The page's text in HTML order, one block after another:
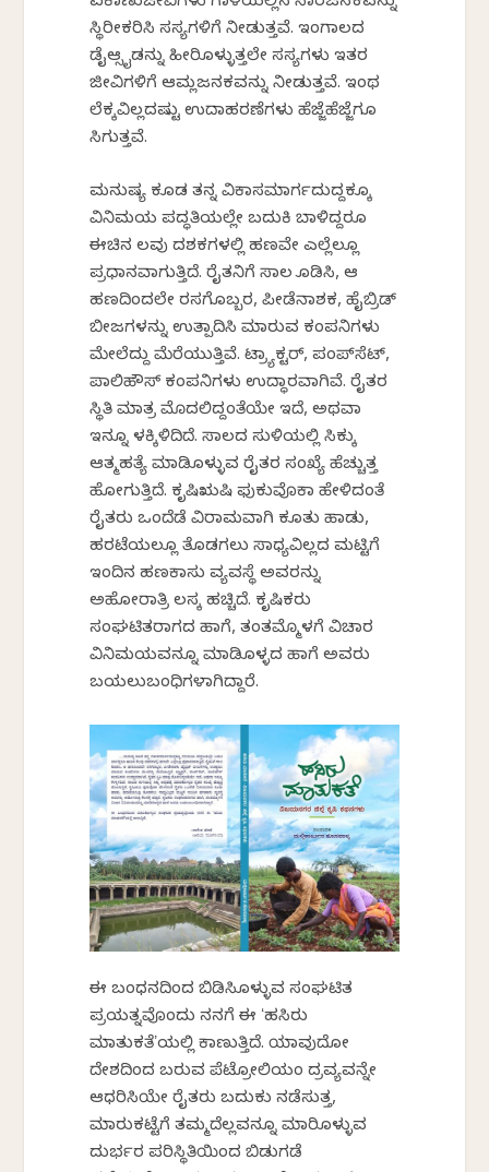
ಸ್ಥಿರೀಕರಿಸಿ ಸಸ್ಯಗಳಿಗೆ ನೀಡುತ್ತವೆ. ಇಂಗಾಲದ
ಡೈಆಕ್ಸೈಡನ್ನು ಹೀರಿಕೊಳ್ಳುತ್ತಲೇ ಸಸ್ಯಗಳು ಇತರ
ಜೀವಿಗಳಿಗೆ ಆಮ್ಲಜನಕವನ್ನು ನೀಡುತ್ತವೆ. ಇಂಥ
ಲೆಕ್ಕವಿಲ್ಲದಷ್ಟು ಉದಾಹರಣೆಗಳು ಹೆಜ್ಜೆಹೆಜ್ಜೆಗೂ
ಸಿಗುತ್ತವೆ.
ಮನುಷ್ಯ ಕೂಡ ತನ್ನ ವಿಕಾಸಮಾರ್ಗದುದ್ದಕ್ಕೂ
ವಿನಿಮಯ ಪದ್ಧತಿಯಲ್ಲೇ ಬದುಕಿ ಬಾಳಿದ್ದರೂ
ಈಚಿನ ಕೆಲವು ದಶಕಗಳಲ್ಲಿ ಹಣವೇ ಎಲ್ಲೆಲ್ಲೂ
ಪ್ರಧಾನವಾಗುತ್ತಿದೆ. ರೈತನಿಗೆ ಸಾಲ ಕೊಡಿಸಿ, ಆ
ಹಣದಿಂದಲೇ ರಸಗೊಬ್ಬರ, ಪೀಡೆನಾಶಕ, ಹೈಬ್ರಿಡ್‌
ಬೀಜಗಳನ್ನು ಉತ್ಪಾದಿಸಿ ಮಾರುವ ಕಂಪನಿಗಳು
ಮೇಲೆದ್ದು ಮೆರೆಯುತ್ತಿವೆ. ಟ್ರ್ಯಾಕ್ಟರ್‌, ಪಂಪ್‌ಸೆಟ್‌,
ಪಾಲಿಹೌಸ್‌ ಕಂಪನಿಗಳು ಉದ್ಧಾರವಾಗಿವೆ. ರೈತರ
ಸ್ಥಿತಿ ಮಾತ್ರ ಮೊದಲಿದ್ದಂತೆಯೇ ಇದೆ, ಅಥವಾ
ಇನ್ನೂ ಕೆಳಕ್ಕಿಳಿದಿದೆ. ಸಾಲದ ಸುಳಿಯಲ್ಲಿ ಸಿಕ್ಕು
ಆತ್ಮಹತ್ಯೆ ಮಾಡಿಕೊಳ್ಳುವ ರೈತರ ಸಂಖ್ಯೆ ಹೆಚ್ಚುತ್ತ
ಹೋಗುತ್ತಿದೆ. ಕೃಷಿಋಷಿ ಫುಕುವೊಕಾ ಹೇಳಿದಂತೆ
ರೈತರು ಒಂದೆಡೆ ವಿರಾಮವಾಗಿ ಕೂತು ಹಾಡು,
ಹರಟೆಯಲ್ಲೂ ತೊಡಗಲು ಸಾಧ್ಯವಿಲ್ಲದ ಮಟ್ಟಿಗೆ
ಇಂದಿನ ಹಣಕಾಸು ವ್ಯವಸ್ಥೆ ಅವರನ್ನು
ಅಹೋರಾತ್ರಿ ಕೆಲಸಕ್ಕೆ ಹಚ್ಚಿದೆ. ಕೃಷಿಕರು
ಸಂಘಟಿತರಾಗದ ಹಾಗೆ, ತಂತಮ್ಮೊಳಗೆ ವಿಚಾರ
ವಿನಿಮಯವನ್ನೂ ಮಾಡಿಕೊಳ್ಳದ ಹಾಗೆ ಅವರು
ಬಯಲುಬಂಧಿಗಳಾಗಿದ್ದಾರೆ.
ಈ ಬಂಧನದಿಂದ ಬಿಡಿಸಿಕೊಳ್ಳುವ ಸಂಘಟಿತ
ಪ್ರಯತ್ನವೊಂದು ನನಗೆ ಈ ʻಹಸಿರು
ಮಾತುಕತೆʼಯಲ್ಲಿ ಕಾಣುತ್ತಿದೆ. ಯಾವುದೋ
ದೇಶದಿಂದ ಬರುವ ಪೆಟ್ರೋಲಿಯಂ ದ್ರವ್ಯವನ್ನೇ
ಆಧರಿಸಿಯೇ ರೈತರು ಬದುಕು ನಡೆಸುತ್ತ,
ಮಾರುಕಟ್ಟೆಗೆ ತಮ್ಮದೆಲ್ಲವನ್ನೂ ಮಾರಿಕೊಳ್ಳುವ
ದುರ್ಭರ ಪರಿಸ್ಥಿತಿಯಿಂದ ಬಿಡುಗಡೆ